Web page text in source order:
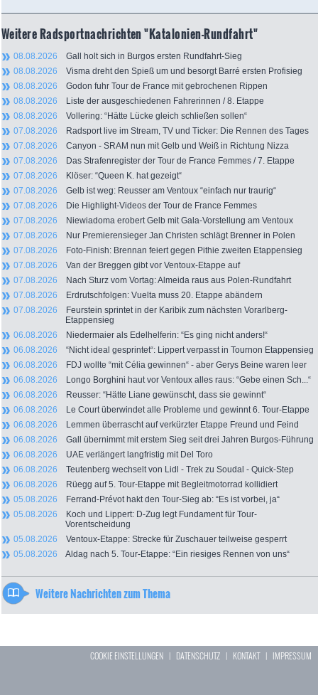
Weitere Radsportnachrichten "Katalonien-Rundfahrt"
08.08.2026 Gall holt sich in Burgos ersten Rundfahrt-Sieg
08.08.2026 Visma dreht den Spieß um und besorgt Barré ersten Profisieg
08.08.2026 Godon fuhr Tour de France mit gebrochenen Rippen
08.08.2026 Liste der ausgeschiedenen Fahrerinnen / 8. Etappe
08.08.2026 Vollering: “Hätte Lücke gleich schließen sollen“
07.08.2026 Radsport live im Stream, TV und Ticker: Die Rennen des Tages
07.08.2026 Canyon - SRAM nun mit Gelb und Weiß in Richtung Nizza
07.08.2026 Das Strafenregister der Tour de France Femmes / 7. Etappe
07.08.2026 Klöser: “Queen K. hat gezeigt“
07.08.2026 Gelb ist weg: Reusser am Ventoux “einfach nur traurig“
07.08.2026 Die Highlight-Videos der Tour de France Femmes
07.08.2026 Niewiadoma erobert Gelb mit Gala-Vorstellung am Ventoux
07.08.2026 Nur Premierensieger Jan Christen schlägt Brenner in Polen
07.08.2026 Foto-Finish: Brennan feiert gegen Pithie zweiten Etappensieg
07.08.2026 Van der Breggen gibt vor Ventoux-Etappe auf
07.08.2026 Nach Sturz vom Vortag: Almeida raus aus Polen-Rundfahrt
07.08.2026 Erdrutschfolgen: Vuelta muss 20. Etappe abändern
07.08.2026 Feurstein sprintet in der Karibik zum nächsten Vorarlberg-
Etappensieg
06.08.2026 Niedermaier als Edelhelferin: “Es ging nicht anders!“
06.08.2026 “Nicht ideal gesprintet“: Lippert verpasst in Tournon Etappensieg
06.08.2026 FDJ wollte “mit Célia gewinnen“ - aber Gerys Beine waren leer
06.08.2026 Longo Borghini haut vor Ventoux alles raus: “Gebe einen Sch...“
06.08.2026 Reusser: “Hätte Liane gewünscht, dass sie gewinnt“
06.08.2026 Le Court überwindet alle Probleme und gewinnt 6. Tour-Etappe
06.08.2026 Lemmen überrascht auf verkürzter Etappe Freund und Feind
06.08.2026 Gall übernimmt mit erstem Sieg seit drei Jahren Burgos-Führung
06.08.2026 UAE verlängert langfristig mit Del Toro
06.08.2026 Teutenberg wechselt von Lidl - Trek zu Soudal - Quick-Step
06.08.2026 Rüegg auf 5. Tour-Etappe mit Begleitmotorrad kollidiert
05.08.2026 Ferrand-Prévot hakt den Tour-Sieg ab: “Es ist vorbei, ja“
05.08.2026 Koch und Lippert: D-Zug legt Fundament für Tour-
Vorentscheidung
05.08.2026 Ventoux-Etappe: Strecke für Zuschauer teilweise gesperrt
05.08.2026 Aldag nach 5. Tour-Etappe: “Ein riesiges Rennen von uns“
Weitere Nachrichten zum Thema
COOKIE EINSTELLUNGEN | DATENSCHUTZ | KONTAKT| IMPRESSUM